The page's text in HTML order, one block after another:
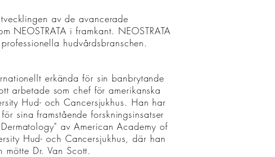
av de avancerade
NEOSTRATA i framkant. NEOSTRATA
hudvårdsbranschen.
erkända för sin banbrytande
arbetade som chef för amerikanska
Hud- och Cancersjukhus. Han har
sina framstående forskningsinsatser
av American Academy of
Hud- och Cancersjukhus, där han
mötte Dr. Van Scott.